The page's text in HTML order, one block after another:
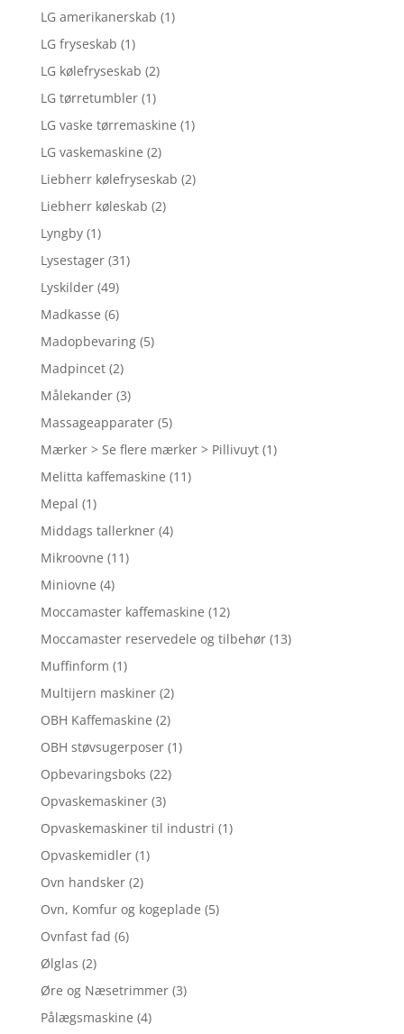
LG amerikanerskab (1)
LG fryseskab (1)
LG kølefryseskab (2)
LG tørretumbler (1)
LG vaske tørremaskine (1)
LG vaskemaskine (2)
Liebherr kølefryseskab (2)
Liebherr køleskab (2)
Lyngby (1)
Lysestager (31)
Lyskilder (49)
Madkasse (6)
Madopbevaring (5)
Madpincet (2)
Målekander (3)
Massageapparater (5)
Mærker > Se flere mærker > Pillivuyt (1)
Melitta kaffemaskine (11)
Mepal (1)
Middags tallerkner (4)
Mikroovne (11)
Miniovne (4)
Moccamaster kaffemaskine (12)
Moccamaster reservedele og tilbehør (13)
Muffinform (1)
Multijern maskiner (2)
OBH Kaffemaskine (2)
OBH støvsugerposer (1)
Opbevaringsboks (22)
Opvaskemaskiner (3)
Opvaskemaskiner til industri (1)
Opvaskemidler (1)
Ovn handsker (2)
Ovn, Komfur og kogeplade (5)
Ovnfast fad (6)
Ølglas (2)
Øre og Næsetrimmer (3)
Pålægsmaskine (4)